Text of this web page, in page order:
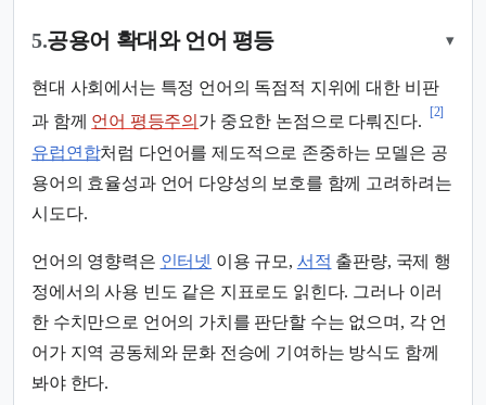
5.공용어 확대와 언어 평등 ▾
현대 사회에서는 특정 언어의 독점적 지위에 대한 비판
과 함께 언어 평등주의 가 중요한 논점으로 다뤄진다.
[2]
유럽연합처럼 다언어를 제도적으로 존중하는 모델은 공
용어의 효율성과 언어 다양성의 보호를 함께 고려하려는
시도다.
언어의 영향력은 인터넷 이용 규모, 서적 출판량, 국제 행
정에서의 사용 빈도 같은 지표로도 읽힌다. 그러나 이러
한 수치만으로 언어의 가치를 판단할 수는 없으며, 각 언
어가 지역 공동체와 문화 전승에 기여하는 방식도 함께
봐야 한다.